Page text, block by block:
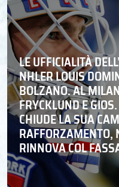
LE UFFICIALITÀ
NHLER LOUIS
BOLZANO. AL
FRYCKLUND E
CHIUDE LA SUA
RINNOVA COL